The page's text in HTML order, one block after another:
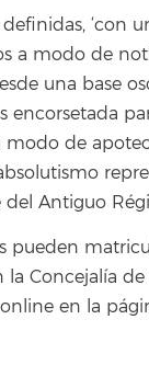
‘con
a modo de
una base
de
Antiguo
pueden
la Concejalía
en la